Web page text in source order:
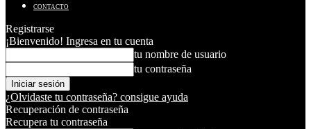
CONTACTO
Registrarse
¡Bienvenido! Ingresa en tu cuenta
tu nombre de usuario
tu contraseña
¿Olvidaste tu contraseña? consigue ayuda
Recuperación de contraseña
Recupera tu contraseña